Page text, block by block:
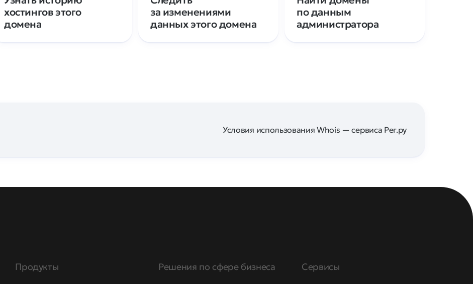
хостингов этого
домена
за изменениями
данных этого домена
по данным
администратора
Условия использования Whois — сервиса Рег.ру
Продукты Решения по сфере бизнеса Сервисы